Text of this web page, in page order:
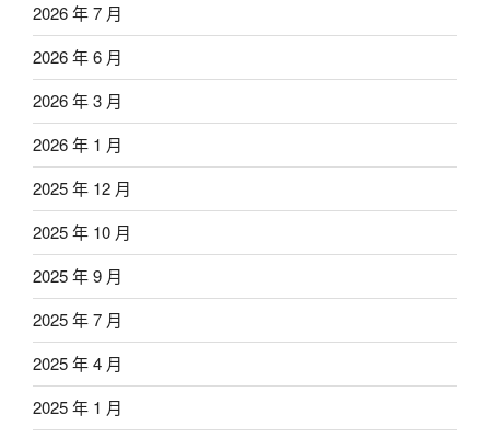
2026 年 7 月
2026 年 6 月
2026 年 3 月
2026 年 1 月
2025 年 12 月
2025 年 10 月
2025 年 9 月
2025 年 7 月
2025 年 4 月
2025 年 1 月